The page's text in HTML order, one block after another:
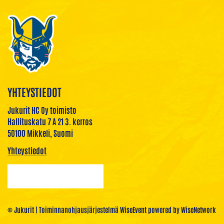
YHTEYSTIEDOT
Jukurit HC Oy toimisto
Hallituskatu 7 A 21 3. kerros
50100 Mikkeli, Suomi
Yhteystiedot
© Jukurit | Toiminnanohjausjärjestelmä WiseEventpowered byWiseNetwork